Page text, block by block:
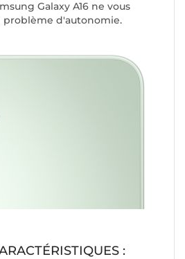
Galaxy A16 ne vous
problème d'autonomie.
: